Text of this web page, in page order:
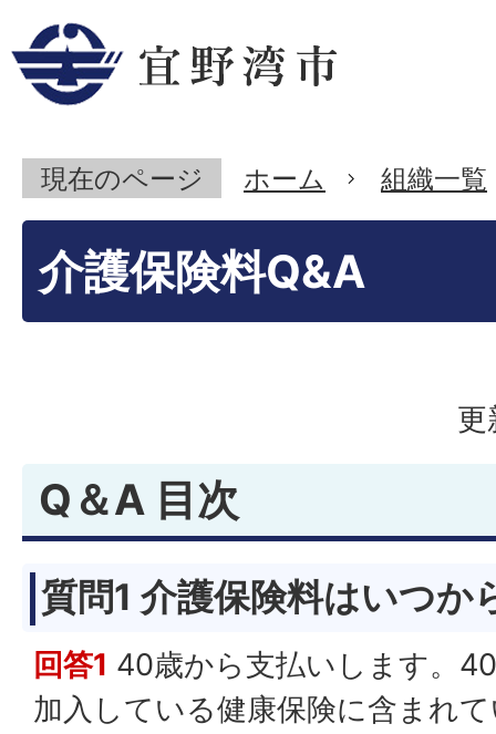
現在のページ ホーム 組織一覧
介護保険料Q&A
更
Q＆A 目次
質問1 介護保険料はいつか
回答1 40歳から支払いします。
加入している健康保険に含まれ